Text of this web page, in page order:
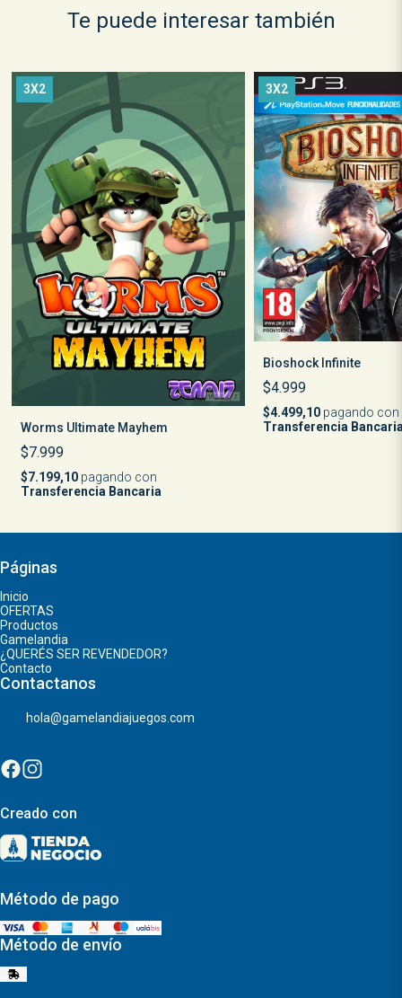
Te puede interesar también
3X2
Worms Ultimate Mayhem
$7.999
$7.199,10pagando con
Transferencia Bancaria
3X2
Bioshock Infinite
$4.999
$4.499,10 pagando con
Transferencia
Páginas
Inicio
OFERTAS
Productos
Gamelandia
¿QUERÉS SER REVENDEDOR?
Contacto
Contactanos
hola@gamelandiajuegos.com
Creado con
Método de pago
Método de envío